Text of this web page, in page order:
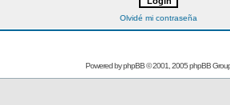
Olvidé mi contraseña
Powered byphpBB© 2001, 2005 phpBB